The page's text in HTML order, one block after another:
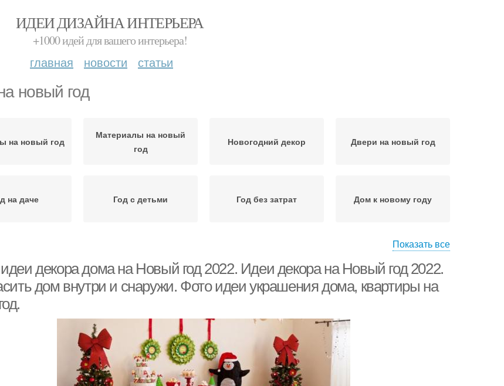
ИДЕИ ДИЗАЙНА ИНТЕРЬЕРА
+1000 идей для вашего интерьера!
главная новости статьи
новый год
на новый год
Материалы на новый
год
Новогодний декор Двери на новый год
на даче Год с детьми Год без затрат Дом к новому году
год
новому году
год
Показать все
декора дома на Новый год 2022. Идеи декора на Новый год 2022.
дом внутри и снаружи. Фото идеи украшения дома, квартиры на